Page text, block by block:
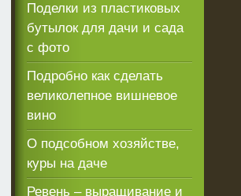
Поделки из пластиковых
бутылок для дачи и сада
с фото
Подробно как сделать
великолепное вишневое
вино
О подсобном хозяйстве,
куры на даче
Ревень – выращивание и